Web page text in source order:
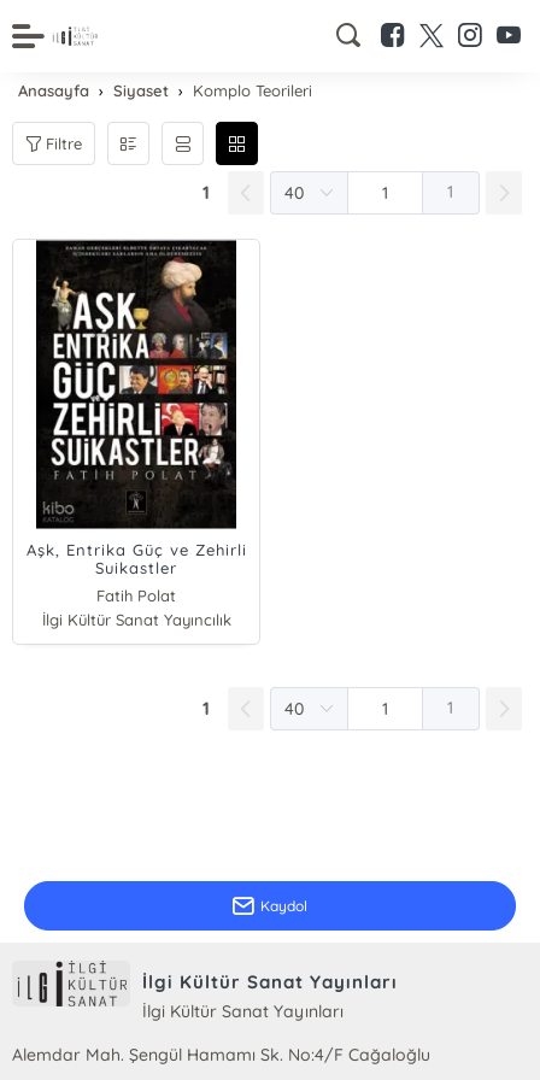
Anasayfa Siyaset Komplo Teorileri
Filtre
1 1
Aşk, Entrika Güç ve Zehirli
Suikastler
Fatih Polat
İlgi Kültür Sanat Yayıncılık
1 1
Kaydol
İlgi Kültür Sanat Yayınları
İlgi Kültür Sanat Yayınları
Alemdar Mah. Şengül Hamamı Sk. No:4/F Cağaloğlu